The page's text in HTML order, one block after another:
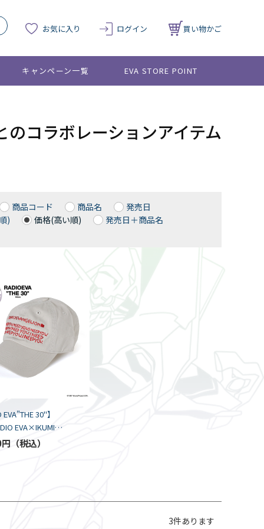
お気に入り ログイン 買い物かご
キャンペーン一覧 EVA STORE POINT
コラボレーションアイテム
商品コード 商品名
発売日
)
価格(高い順) 発売日＋商品名
30"】
EVA×IKUMI
CAP by
3件あります